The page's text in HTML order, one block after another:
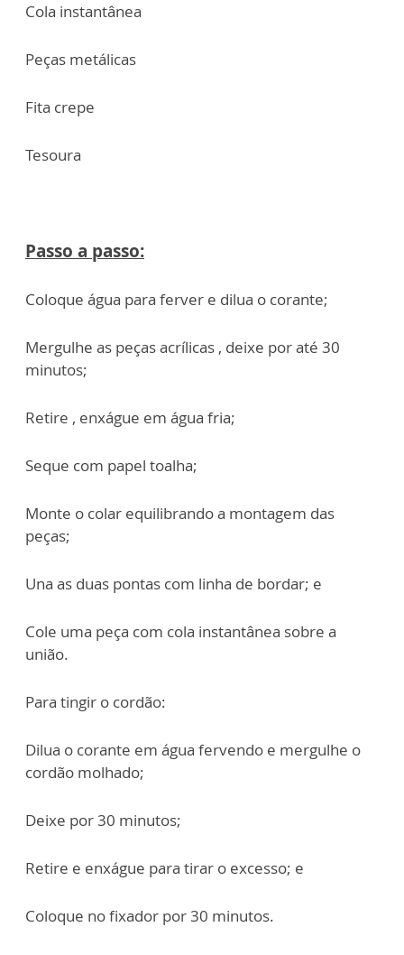
Cola instantânea
Peças metálicas
Fita crepe
Tesoura
Passo a passo:
Coloque água para ferver e dilua o corante;
Mergulhe as peças acrílicas , deixe por até 30
minutos;
Retire , enxágue em água fria;
Seque com papel toalha;
Monte o colar equilibrando a montagem das
peças;
Una as duas pontas com linha de bordar; e
Cole uma peça com cola instantânea sobre a
união.
Para tingir o cordão:
Dilua o corante em água fervendo e mergulhe o
cordão molhado;
Deixe por 30 minutos;
Retire e enxágue para tirar o excesso; e
Coloque no fixador por 30 minutos.